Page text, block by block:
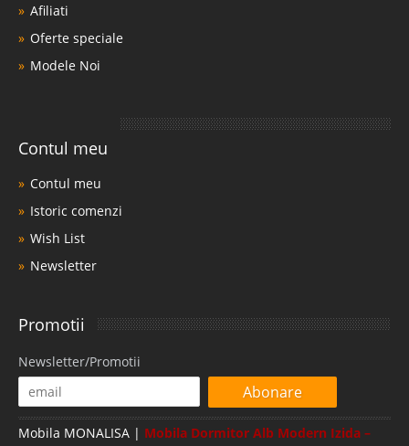
Afiliati
Oferte speciale
Modele Noi
Contul meu
Contul meu
Istoric comenzi
Wish List
Newsletter
Promotii
Newsletter/Promotii
Abonare
Mobila MONALISA | Mobila Dormitor Alb Modern Izida –